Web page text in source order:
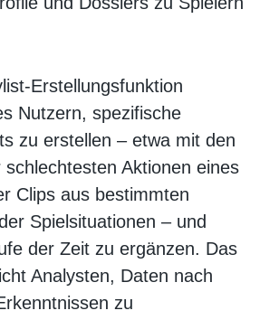
Erstellungsfunktion
Nutzern, spezifische
zu erstellen – etwa mit den
schlechtesten Aktionen eines
Clips aus bestimmten
Spielsituationen – und
der Zeit zu ergänzen. Das
Analysten, Daten nach
zu